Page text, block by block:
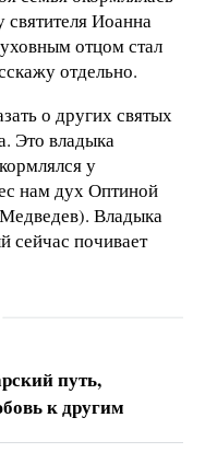
Иоанна
отцом стал
отдельно.
о других святых
Это владыка
у
нам дух Оптиной
Владыка
сейчас почивает
путь,
к другим